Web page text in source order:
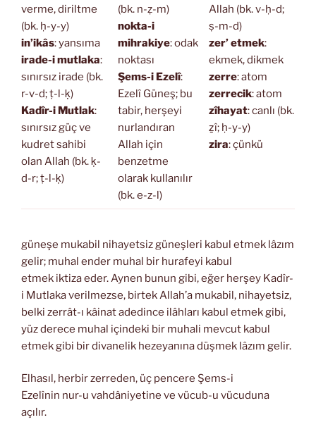
verme, diriltme
(bk. ḥ-y-y)
in’ikâs: yansıma
irade-i mutlaka:
sınırsız irade (bk.
r-v-d; ṭ-l-ḳ)
Kadîr-i Mutlak:
sınırsız güç ve
kudret sahibi
olan Allah (bk. ḳ-
d-r; ṭ-l-ḳ)
(bk. n-ẓ-m)
nokta-i
mihrakiye: odak
noktası
Şems-i Ezelî:
Ezelî Güneş; bu
tabir, herşeyi
nurlandıran
Allah için
benzetme
olarak kullanılır
(bk. e-z-l)
Allah (bk. v-ḥ-d;
ṣ-m-d)
zer’ etmek:
ekmek, dikmek
zerre: atom
zerrecik: atom
zîhayat: canlı (bk.
ẕî; ḥ-y-y)
zira: çünkü
güneşe mukabil nihayetsiz güneşleri kabul etmek lâzım
gelir; muhal ender muhal bir hurafeyi kabul
etmek iktiza eder. Aynen bunun gibi, eğer herşey Kadîr-
i Mutlaka verilmezse, birtek Allah’a mukabil, nihayetsiz,
belki zerrât-ı kâinat adedince ilâhları kabul etmek gibi,
yüz derece muhal içindeki bir muhali mevcut kabul
etmek gibi bir divanelik hezeyanına düşmek lâzım gelir.
Elhasıl, herbir zerreden, üç pencere Şems-i
Ezelînin nur-u vahdâniyetine ve vücub-u vücuduna
açılır.